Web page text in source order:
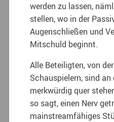
werden zu lassen,
stellen, wo in der
Augenschließen und
Mitschuld beginnt.
Alle Beteiligten, von
Schauspielern, sind
merkwürdig quer
so sagt, einen Nerv
mainstreamfähiges